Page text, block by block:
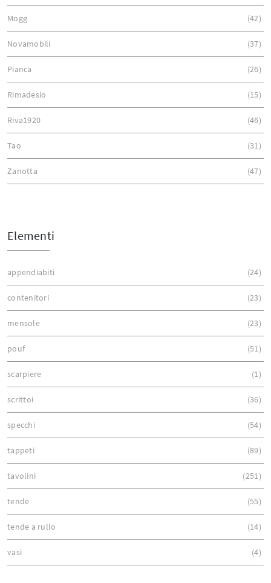
Mogg 42
Novamobili 37
Pianca 26
Rimadesio 15
Riva1920 46
Tao 31
Zanotta 47
Elementi
appendiabiti 24
contenitori 23
mensole 23
pouf 51
scarpiere 1
scrittoi 36
specchi 54
tappeti 89
tavolini 251
tende 55
tende a rullo 14
vasi 4